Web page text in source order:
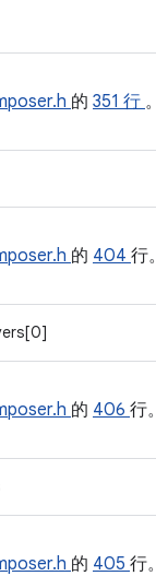
的 351 行 。
的 404 行。
的 406 行。
的 405 行。